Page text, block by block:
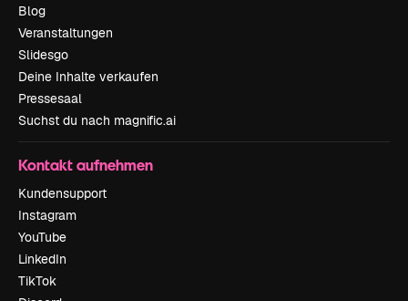
Blog
Veranstaltungen
Slidesgo
Deine Inhalte verkaufen
Pressesaal
Suchst du nach magnific.ai
Kontakt aufnehmen
Kundensupport
Instagram
YouTube
LinkedIn
TikTok